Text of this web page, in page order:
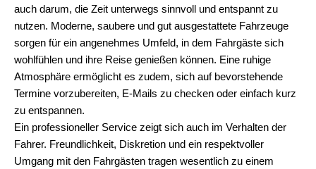
auch darum, die Zeit unterwegs sinnvoll und entspannt zu
nutzen. Moderne, saubere und gut ausgestattete Fahrzeuge
sorgen für ein angenehmes Umfeld, in dem Fahrgäste sich
wohlfühlen und ihre Reise genießen können. Eine ruhige
Atmosphäre ermöglicht es zudem, sich auf bevorstehende
Termine vorzubereiten, E-Mails zu checken oder einfach kurz
zu entspannen.
Ein professioneller Service zeigt sich auch im Verhalten der
Fahrer. Freundlichkeit, Diskretion und ein respektvoller
Umgang mit den Fahrgästen tragen wesentlich zu einem